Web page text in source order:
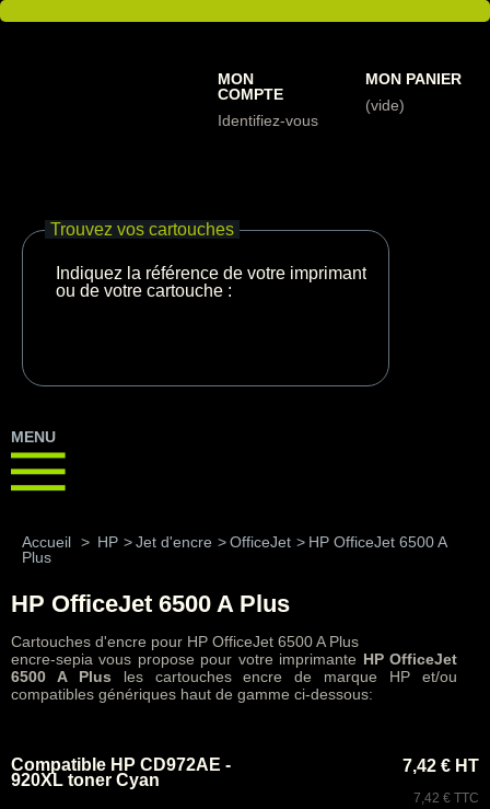
MON
COMPTE
Identifiez-vous
MON PANIER
(vide)
Trouvez vos cartouches
Indiquez la référence de votre imprimante
ou de votre cartouche :
MENU
Accueil > HP >Jet d'encre >OfficeJet > HP OfficeJet 6500 A
Plus
HP OfficeJet 6500 A Plus
Cartouches d'encre pour HP OfficeJet 6500 A Plus
encre-sepia vous propose pour votre imprimante HP OfficeJet
6500 A Plus les cartouches encre de marque HP et/ou
compatibles génériques haut de gamme ci-dessous:
Compatible HP CD972AE -
920XL toner Cyan
7,42 € HT
7,42 € TTC